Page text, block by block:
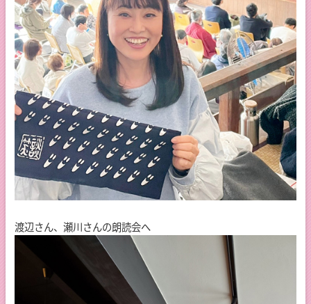
渡辺さん、瀬川さんの朗読会へ